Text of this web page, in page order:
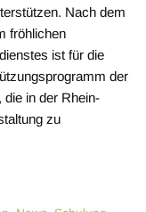
Nach dem
fröhlichen
ist für die
der
die in der Rhein-
zu